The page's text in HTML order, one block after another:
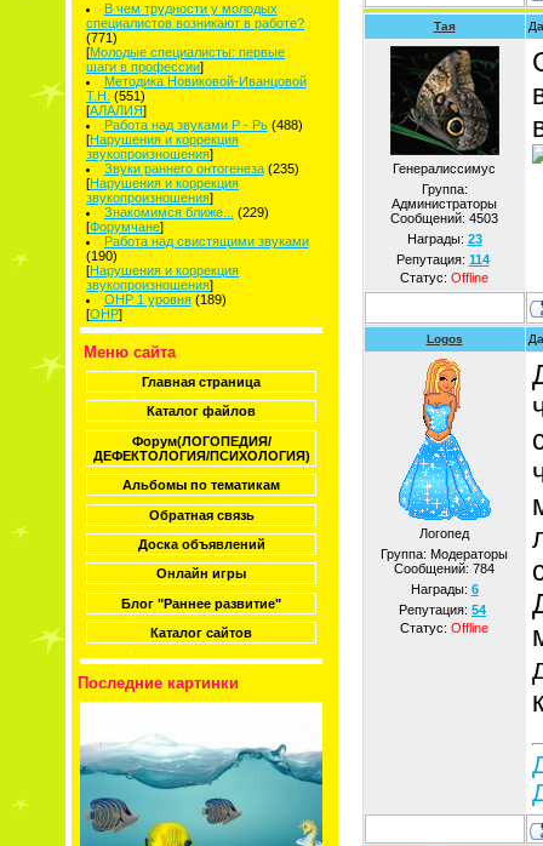
В чем трудности у молодых
специалистов возникают в работе?
(771)
[Молодые специалисты: первые
шаги в профессии]
Методика Новиковой-Иванцовой
Т.Н. (551)
[АЛАЛИЯ]
Работа над звуками Р - Рь (488)
[Нарушения и коррекция
звукопроизношения]
Звуки раннего онтогенеза (235)
[Нарушения и коррекция
звукопроизношения]
Знакомимся ближе...
(229)
[Форумчане]
Работа над свистящими звуками
(190)
[Нарушения и коррекция
звукопроизношения]
ОНР 1 уровня (189)
[ОНР]
Меню сайта
Главная страница
Каталог файлов
Форум(ЛОГОПЕДИЯ/
ДЕФЕКТОЛОГИЯ/ПСИХОЛОГИЯ)
Альбомы по тематикам
Обратная связь
Доска объявлений
Онлайн игры
Блог "Раннее развитие"
Каталог сайтов
Последние картинки
Тая
Генералиссимус
Группа:
Администраторы
Сообщений: 4503
Награды: 23
Репутация: 114
Статус: Offline
Logos
Логопед
Группа: Модераторы
Сообщений: 784
Награды: 6
Репутация: 54
Статус: Offline